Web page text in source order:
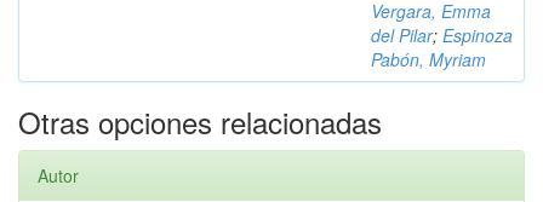
Vergara, Emma
del Pilar; Espinoza
Pabón, Myriam
Otras opciones relacionadas
Autor